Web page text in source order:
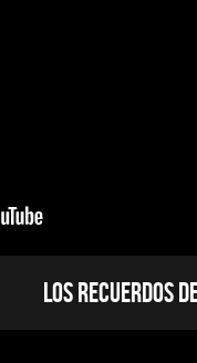
Los recuerdos